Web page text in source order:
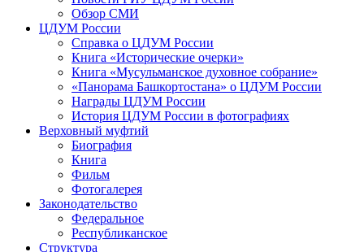
Обзор СМИ
ЦДУМ России
Справка о ЦДУМ России
Книга «Исторические очерки»
Книга «Мусульманское духовное собрание»
«Панорама Башкортостана» о ЦДУМ России
Награды ЦДУМ России
История ЦДУМ России в фотографиях
Верховный муфтий
Биография
Книга
Фильм
Фотогалерея
Законодательство
Федеральное
Республиканское
Структура